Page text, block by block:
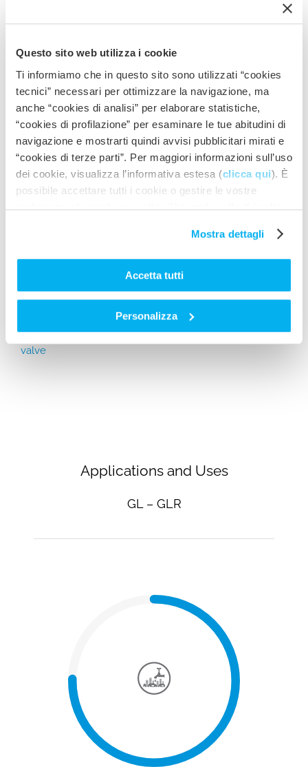
Questo sito web utilizza i cookie
Ti informiamo che in questo sito sono utilizzati “cookies
tecnici” necessari per ottimizzare la navigazione, ma
anche “cookies di analisi” per elaborare statistiche,
“cookies di profilazione” per esaminare le tue abitudini di
navigazione e mostrarti quindi avvisi pubblicitari mirati e
“cookies di terze parti”. Per maggiori informazioni sull’uso
dei cookie, visualizza l’informativa estesa (clicca qui). È
possibile accettare tutti i cookie o gestire le vostre
preferenze cliccando qui sotto. Cliccando sulla X in alto a
impostazioni predefinite che non consentono l’utilizzo di
cookie o altri strumenti di tracciamento diversi dai tecnici.
Mostra dettagli
Accetta tutti
Personalizza
Download General Part
Accessories
valve
Applications and Uses
GL – GLR